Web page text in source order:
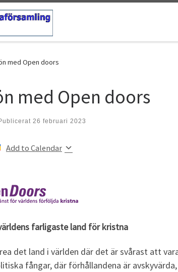
med Open doors
med Open doors
26 februari 2023
Add to Calendar
farligaste land för kristna
det land i världen där det är svårast att
fångar, där förhållandena är